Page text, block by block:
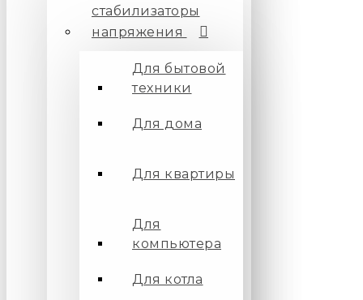
стабилизаторы
напряжения
Для бытовой
техники
Для дома
Для квартиры
Для
компьютера
Для котла